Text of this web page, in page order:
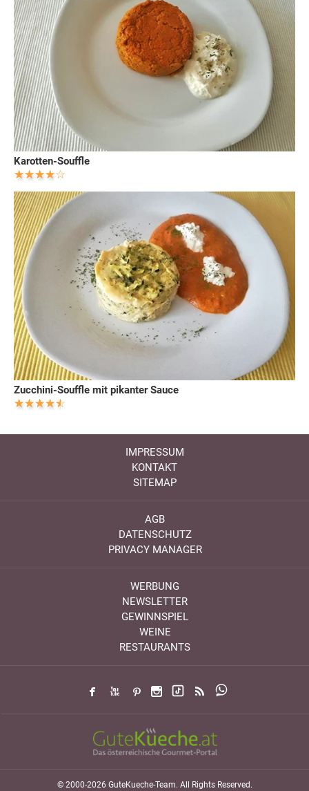
Karotten-Souffle
Zucchini-Souffle mit pikanter Sauce
IMPRESSUM
KONTAKT
SITEMAP
AGB
DATENSCHUTZ
PRIVACY MANAGER
WERBUNG
NEWSLETTER
GEWINNSPIEL
WEINE
RESTAURANTS
© 2000-2026 GuteKueche-Team. All Rights Reserved.